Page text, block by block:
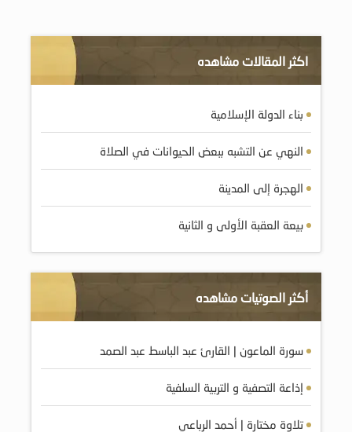
اكثر المقالات مشاهده
بناء الدولة الإسلامية
النهي عن التشبه ببعض الحيوانات في الصلاة
الهجرة إلى المدينة
بيعة العقبة الأولى و الثانية
أكثر الصوتيات مشاهده
سورة الماعون | القارئ عبد الباسط عبد الصمد
إذاعة التصفية و التربية السلفية
تلاوة مختارة | أحمد الرباعي